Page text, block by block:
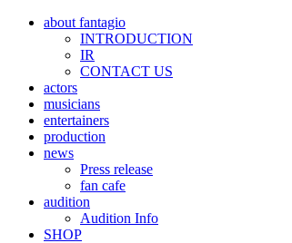
about fantagio
INTRODUCTION
IR
CONTACT US
actors
musicians
entertainers
production
news
Press release
fan cafe
audition
Audition Info
SHOP